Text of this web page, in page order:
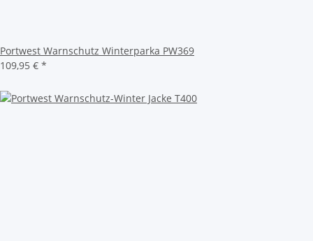
Portwest Warnschutz Winterparka PW369
109,95 € *